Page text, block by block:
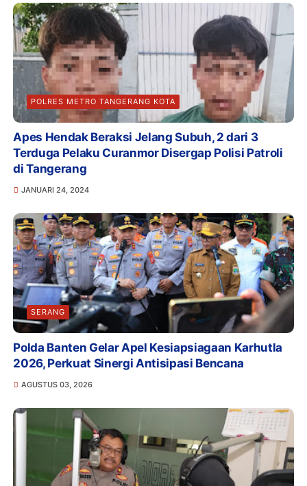
POLRES METRO TANGERANG KOTA
Apes Hendak Beraksi Jelang Subuh, 2 dari 3
Terduga Pelaku Curanmor Disergap Polisi Patroli
di Tangerang
JANUARI 24, 2024
SERANG
Polda Banten Gelar Apel Kesiapsiagaan Karhutla
2026, Perkuat Sinergi Antisipasi Bencana
AGUSTUS 03, 2026